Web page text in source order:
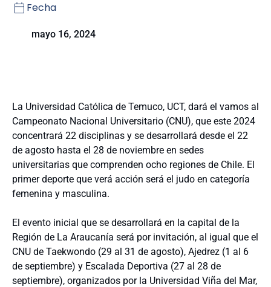
Fecha
mayo 16, 2024
La Universidad Católica de Temuco, UCT, dará el vamos al
Campeonato Nacional Universitario (CNU), que este 2024
concentrará 22 disciplinas y se desarrollará desde el 22
de agosto hasta el 28 de noviembre en sedes
universitarias que comprenden ocho regiones de Chile. El
primer deporte que verá acción será el judo en categoría
femenina y masculina.
El evento inicial que se desarrollará en la capital de la
Región de La Araucanía será por invitación, al igual que el
CNU de Taekwondo (29 al 31 de agosto), Ajedrez (1 al 6
de septiembre) y Escalada Deportiva (27 al 28 de
septiembre), organizados por la Universidad Viña del Mar,